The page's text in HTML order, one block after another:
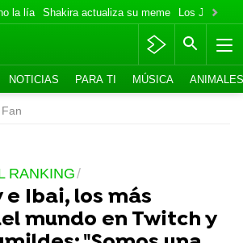
la lía Shakira actualiza su meme Los Jonas
NOTICIAS PARA TI MÚSICA ANIMALES
RANKING
Ibai, los más
mundo en Twitch y